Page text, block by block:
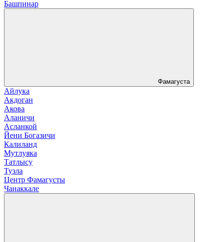
Башпинар
Фамагуста
Айлука
Акдоган
Акова
Аланичи
Асланкой
Йени Богазичи
Калиланд
Мутлуяка
Татлысу
Тузла
Центр Фамагусты
Чанаккале